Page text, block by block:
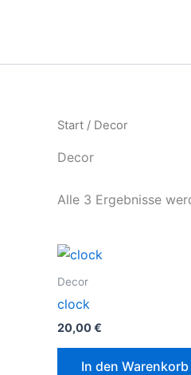
Start / Decor
Decor
Alle 3 Ergebnisse
Decor
clock
20,00€
In den Warenkorb